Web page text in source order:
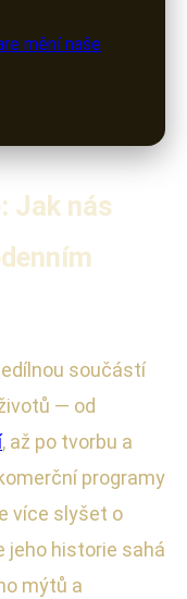
mění naše
Jak nás
součástí
— od
, až po tvorbu a
programy
více slyšet o
jeho historie sahá
mýtů a